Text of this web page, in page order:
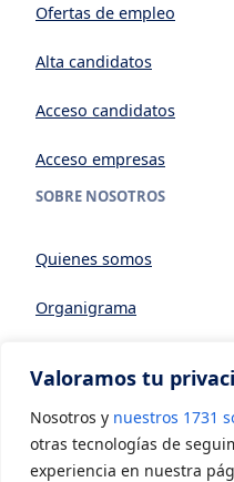
Valoramos tu
Nosotros y nuestros 1731
otras tecnologías de
experiencia en nuestra
Ofertas de empleo
Alta candidatos
Acceso candidatos
Acceso empresas
SOBRE NOSOTROS
Quienes somos
Organigrama
Asociarse a AVIA
CONTACTO